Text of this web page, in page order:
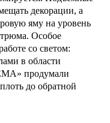
декорации, а
яму на уровень
трюма. Особое
со светом:
в области
продумали
до обратной